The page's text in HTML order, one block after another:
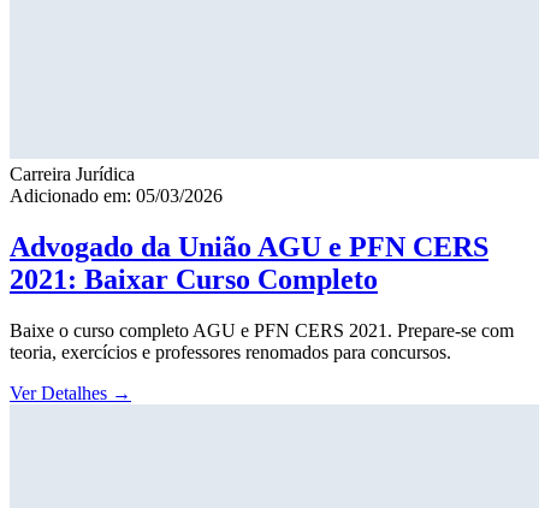
Carreira Jurídica
Adicionado em: 05/03/2026
Advogado da União AGU e PFN CERS
2021: Baixar Curso Completo
Baixe o curso completo AGU e PFN CERS 2021. Prepare-se com
teoria, exercícios e professores renomados para concursos.
Ver Detalhes →